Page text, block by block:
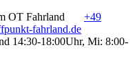
OT Fahrland
+49
fahrland.de
14:30-18:00Uhr, Mi: 8:00-